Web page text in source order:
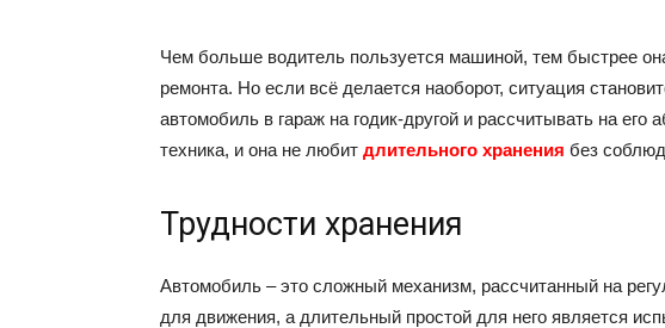
Чем больше водитель пользуется машиной, тем быстрее
ремонта. Но если всё делается наоборот, ситуация
автомобиль в гараж на годик-другой и рассчитывать на
техника, и она не любит длительного хранения без
Трудности хранения
Автомобиль – это сложный механизм, рассчитанный на
для движения, а длительный простой для него является